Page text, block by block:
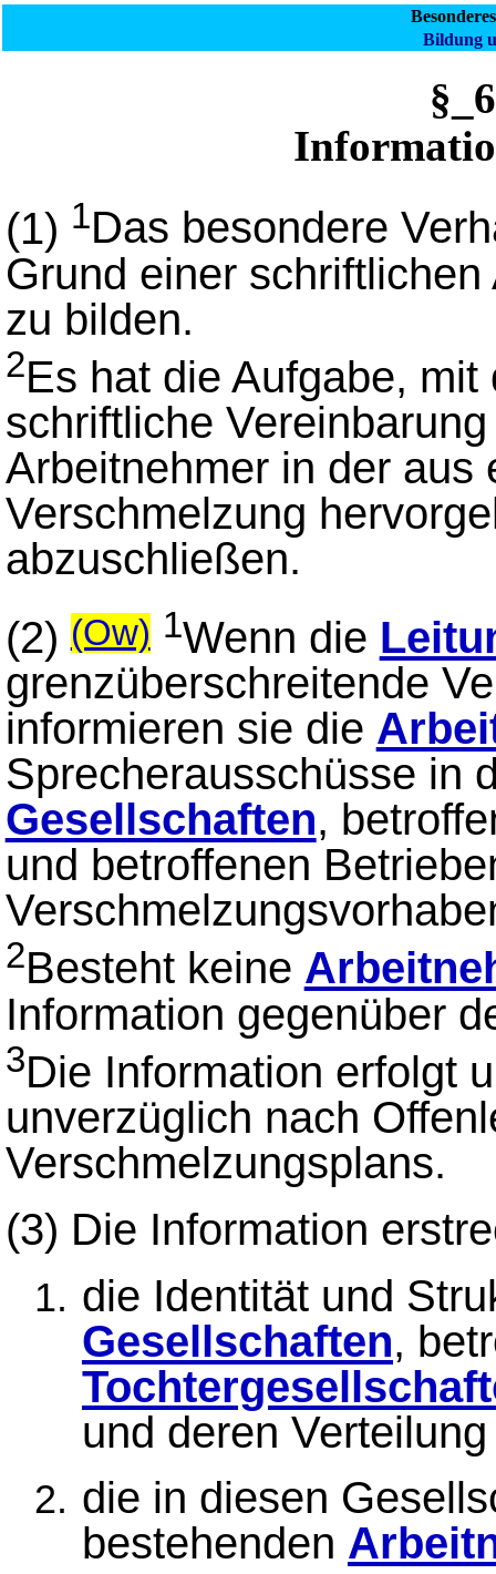
Bildung
(1) 1Das besondere
Grund einer
zu bilden.
2Es hat die Aufgabe,
schriftliche
Arbeitnehmer in der aus
Verschmelzung
abzuschließen.
(2)(Ow) 1Wenn die
grenzüberschreitende
informieren sie die
Sprecherausschüsse in
Gesellschaften,
und betroffenen
2Besteht keine
Information gegenüber
3Die Information erfolgt
unverzüglich nach
Verschmelzungsplans.
(3) Die Information
die Identität und
Gesellschaften,
und deren
die in diesen
bestehenden